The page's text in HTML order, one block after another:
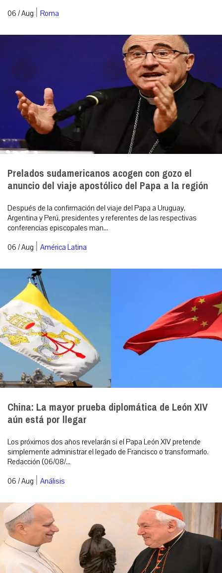
06 / Aug | Roma
Prelados sudamericanos acogen con gozo el
anuncio del viaje apostólico del Papa a la región
Después de la confirmación del viaje del Papa a Uruguay,
Argentina y Perú, presidentes y referentes de las respectivas
conferencias episcopales man...
06 / Aug | América Latina
China: La mayor prueba diplomática de León XIV
aún está por llegar
Los próximos dos años revelarán si el Papa León XIV pretende
simplemente administrar el legado de Francisco o transformarlo.
Redacción (06/08/...
06 / Aug | Análisis